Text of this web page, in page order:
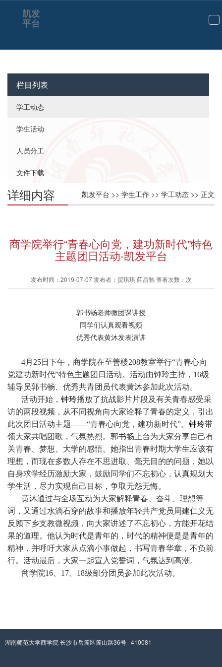
切
航
凯发
平台
栏目列表
学工动态
学生活动
人员分工
文件下载
凯发平台 >> 学生工作 >> 学工动态 >> 正文
详细内容
商学院举行“青春心向党，建功新时代”特色
主题团日活动-凯发平台
发布时间：2019-07-07 发布者：贺琪琪 莊昌驰 查看次数：次
郭书畅老师微团课讲授
同学们认真观看视频
优秀代表黄沐发表演讲
4月25日下午，商学院在至善楼208教室举行“青春心向
党建功新时代”特色主题团日活动。活动由钟玲主持，16级
辅导员郭书畅、优秀共青团员代表黄沐参加此次活动。
活动开始， 钟玲播放了抗战影片片段及有关青春感受采
访的两段视频，从不同视角向大家诠释了青春的定义，引出
此次团日活动主题——“青春心向党，建功新时代”。 钟玲带
领大家共唱团歌，气氛热烈。郭书畅上台为大家分享自己有
关青春、梦想、大学的感悟。她指出青春时期大学生应该有
理想，而现在多数人存在不思进取、毫无目的的问题，她以
自身求学经历激励大家，鼓励同学们不忘初心，认真规划大
学生活，尽力实现自己目标，争取无怨无悔。
黄沐通过与全场互动为大家解释青春、奋斗、理想等
词，又通过水滴石穿的故事和播放年轻共产党员周建仁义无
反顾下乡支教微视频，向大家讲述了不忘初心，方能开花结
果的道理。他认为时代是青年的，时代的精神便是是青年的
精神，并呼吁大家从点滴小事做起，书写青春华章，不负前
行。活动最后，大家一起宣入党誓词，气氛达到高潮。
商学院16、17、18级部分团员参加此次活动。
湖南师范大学商学院 长沙市岳麓区麓山路36号 410081